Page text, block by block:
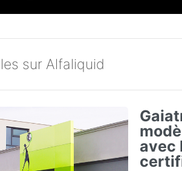
sur Alfaliquid
avec